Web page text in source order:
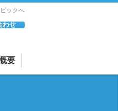
ックへ
わせ
要